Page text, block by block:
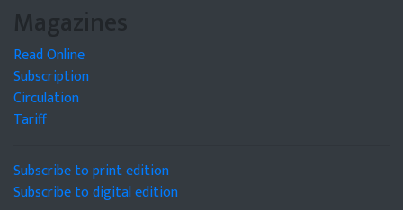
Magazines
Read Online
Subscription
Circulation
Tariff
Subscribe to print edition
Subscribe to digital edition